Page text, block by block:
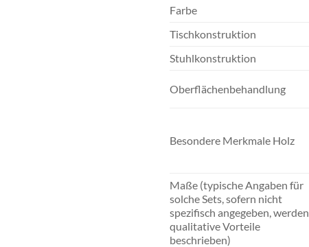
Farbe
Tischkonstruktion
Stuhlkonstruktion
Oberflächenbehandlung
Besondere Merkmale Holz
Maße (typische Angaben für
solche Sets, sofern nicht
spezifisch angegeben, werden
qualitative Vorteile
beschrieben)